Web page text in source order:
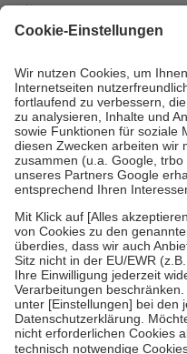
mit.
Grundsätzlich leisten
höchstens zehn Euro.
Es sind
Kosten der Leistung zu
Diese Regeln gelten
Bei Heilmitteln und
Zuzahlung zehn Prozent der
Verordnung.
Um das Engagement der
stärken und die besondere
fallenkeine Zuzahlungenan
• Kindern und Jugendlichen
mit Ausnahme der Fahrkosten
• Untersuchungen zur
GKV getragen werden
• empfohlenen
• Harn- und Blutteststreifen